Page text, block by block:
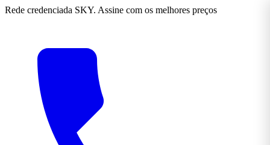
Rede credenciada SKY. Assine com os melhores preços